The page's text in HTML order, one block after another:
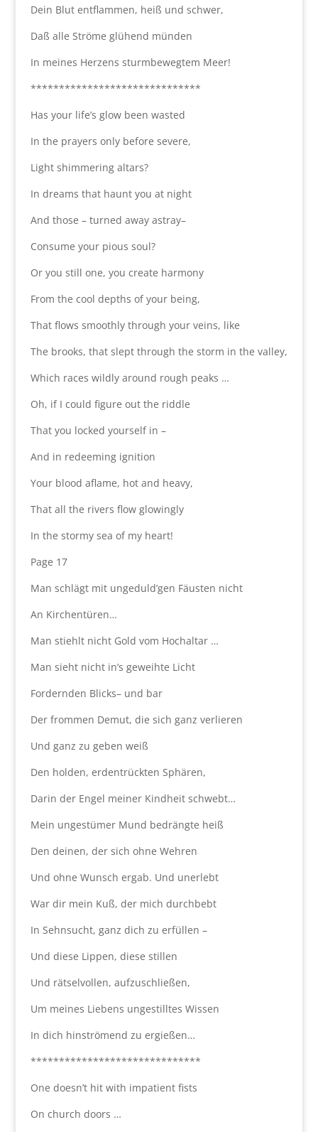
Dein Blut entflammen, heiß und schwer,
Daß alle Ströme glühend münden
In meines Herzens sturmbewegtem Meer!
******************************
Has your life’s glow been wasted
In the prayers only before severe,
Light shimmering altars?
In dreams that haunt you at night
And those – turned away astray–
Consume your pious soul?
Or you still one, you create harmony
From the cool depths of your being,
That flows smoothly through your veins, like
The brooks, that slept through the storm in the valley,
Which races wildly around rough peaks …
Oh, if I could figure out the riddle
That you locked yourself in –
And in redeeming ignition
Your blood aflame, hot and heavy,
That all the rivers flow glowingly
In the stormy sea of my heart!
Page 17
Man schlägt mit ungeduld’gen Fäusten nicht
An Kirchentüren…
Man stiehlt nicht Gold vom Hochaltar …
Man sieht nicht in’s geweihte Licht
Fordernden Blicks– und bar
Der frommen Demut, die sich ganz verlieren
Und ganz zu geben weiß
Den holden, erdentrückten Sphären,
Darin der Engel meiner Kindheit schwebt…
Mein ungestümer Mund bedrängte heiß
Den deinen, der sich ohne Wehren
Und ohne Wunsch ergab. Und unerlebt
War dir mein Kuß, der mich durchbebt
In Sehnsucht, ganz dich zu erfüllen –
Und diese Lippen, diese stillen
Und rätselvollen, aufzuschließen,
Um meines Liebens ungestilltes Wissen
In dich hinströmend zu ergießen…
******************************
One doesn’t hit with impatient fists
On church doors …